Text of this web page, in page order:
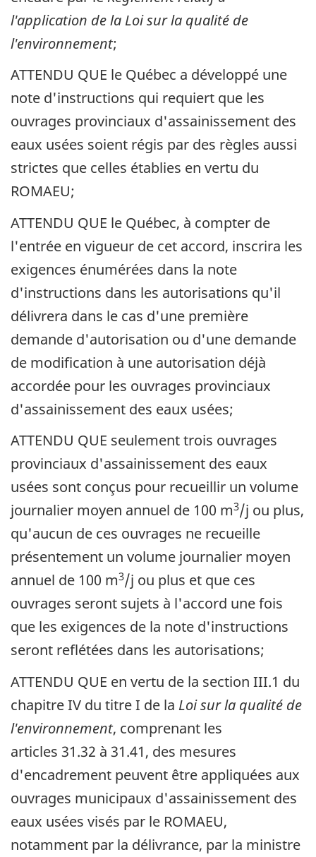
l'application de la Loi sur la qualité de
l'environnement;
ATTENDU QUE le Québec a développé une
note d'instructions qui requiert que les
ouvrages provinciaux d'assainissement des
eaux usées soient régis par des règles aussi
strictes que celles établies en vertu du
ROMAEU;
ATTENDU QUE le Québec, à compter de
l'entrée en vigueur de cet accord, inscrira les
exigences énumérées dans la note
d'instructions dans les autorisations qu'il
délivrera dans le cas d'une première
demande d'autorisation ou d'une demande
de modification à une autorisation déjà
accordée pour les ouvrages provinciaux
d'assainissement des eaux usées;
ATTENDU QUE seulement trois ouvrages
provinciaux d'assainissement des eaux
usées sont conçus pour recueillir un volume
journalier moyen annuel de 100 m3/j ou plus,
qu'aucun de ces ouvrages ne recueille
présentement un volume journalier moyen
annuel de 100 m3/j ou plus et que ces
ouvrages seront sujets à l'accord une fois
que les exigences de la note d'instructions
seront reflétées dans les autorisations;
ATTENDU QUE en vertu de la section III.1 du
chapitre IV du titre I de la Loi sur la qualité de
l'environnement, comprenant les
articles 31.32 à 31.41, des mesures
d'encadrement peuvent être appliquées aux
ouvrages municipaux d'assainissement des
eaux usées visés par le ROMAEU,
notamment par la délivrance, par la ministre